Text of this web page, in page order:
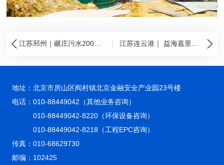
地址：北京市房山区阎村镇北京金融安全产业园23号楼
电话： 010-88449042（其他业务咨询）
010-88449042-8220（环保设备咨询）
010-88449042-8218（工程EPC咨询）
传真：010-68629730
邮编：102425